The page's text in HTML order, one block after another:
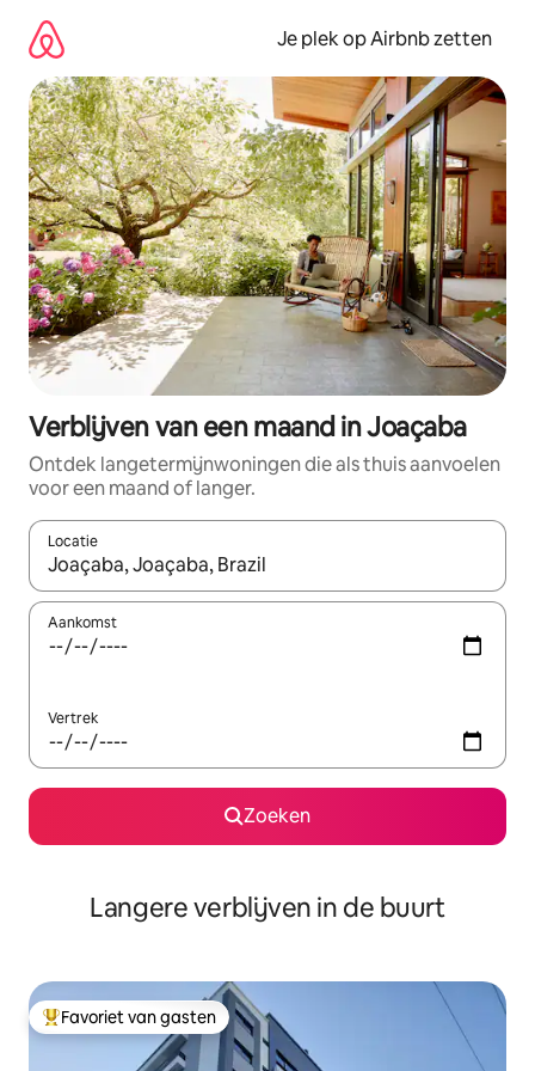
direct
naar
inhoud
Je plek op Airbnb zetten
Verblijven van een maand in Joaçaba
Ontdek langetermijnwoningen die als thuis aanvoelen
voor een maand of langer.
Locatie
Wanneer er resultaten beschikbaar zijn, maak je een keuze
Aankomst
Vertrek
Zoeken
Langere verblijven in de buurt
Topfavoriet van gasten
Favoriet van gasten